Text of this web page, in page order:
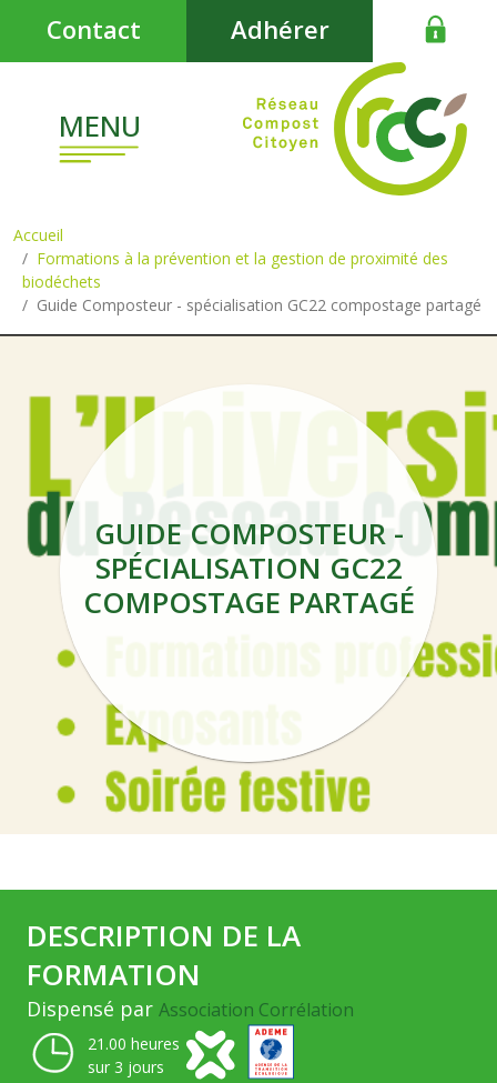
MENU
Contact Adhérer
Accueil
Formations à la prévention et la gestion de proximité des
biodéchets
Guide Composteur - spécialisation GC22 compostage partagé
GUIDE COMPOSTEUR -
SPÉCIALISATION GC22
COMPOSTAGE PARTAGÉ
DESCRIPTION DE LA
FORMATION
Dispensé par Association Corrélation
21.00 heures
sur 3 jours